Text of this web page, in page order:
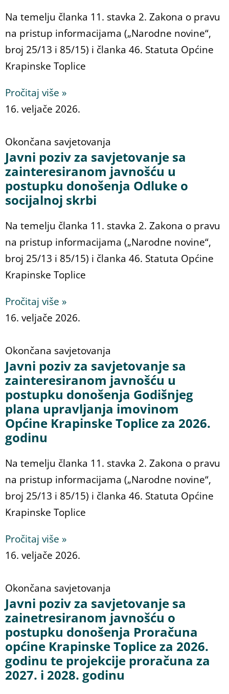
Na temelju članka 11. stavka 2. Zakona o pravu
na pristup informacijama („Narodne novine“,
broj 25/13 i 85/15) i članka 46. Statuta Općine
Krapinske Toplice
Pročitaj više »
16. veljače 2026.
Okončana savjetovanja
Javni poziv za savjetovanje sa
zainteresiranom javnošću u
postupku donošenja Odluke o
socijalnoj skrbi
Na temelju članka 11. stavka 2. Zakona o pravu
na pristup informacijama („Narodne novine“,
broj 25/13 i 85/15) i članka 46. Statuta Općine
Krapinske Toplice
Pročitaj više »
16. veljače 2026.
Okončana savjetovanja
Javni poziv za savjetovanje sa
zainteresiranom javnošću u
postupku donošenja Godišnjeg
plana upravljanja imovinom
Općine Krapinske Toplice za 2026.
godinu
Na temelju članka 11. stavka 2. Zakona o pravu
na pristup informacijama („Narodne novine“,
broj 25/13 i 85/15) i članka 46. Statuta Općine
Krapinske Toplice
Pročitaj više »
16. veljače 2026.
Okončana savjetovanja
Javni poziv za savjetovanje sa
zainetresiranom javnošću o
postupku donošenja Proračuna
općine Krapinske Toplice za 2026.
godinu te projekcije proračuna za
2027. i 2028. godinu